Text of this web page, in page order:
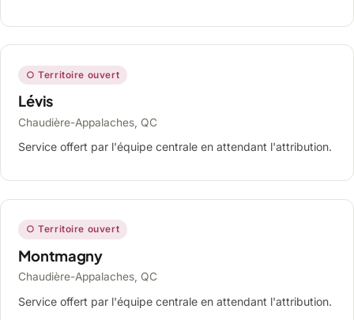
○ Territoire ouvert
Lévis
Chaudière-Appalaches, QC
Service offert par l'équipe centrale en attendant l'attribution.
○ Territoire ouvert
Montmagny
Chaudière-Appalaches, QC
Service offert par l'équipe centrale en attendant l'attribution.